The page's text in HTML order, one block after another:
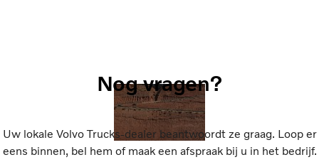
Nog vragen?
Uw lokale Volvo Trucks-dealer beantwoordt ze graag. Loop er
eens binnen, bel hem of maak een afspraak bij u in het bedrijf.